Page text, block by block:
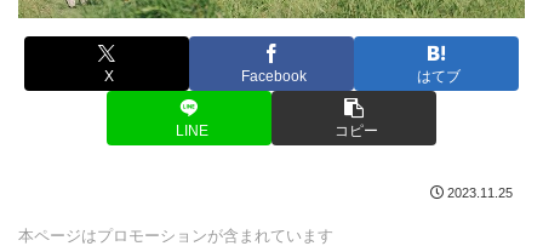
X Facebook はてブ
LINE コピー
2023.11.25
本ページはプロモーションが含まれています